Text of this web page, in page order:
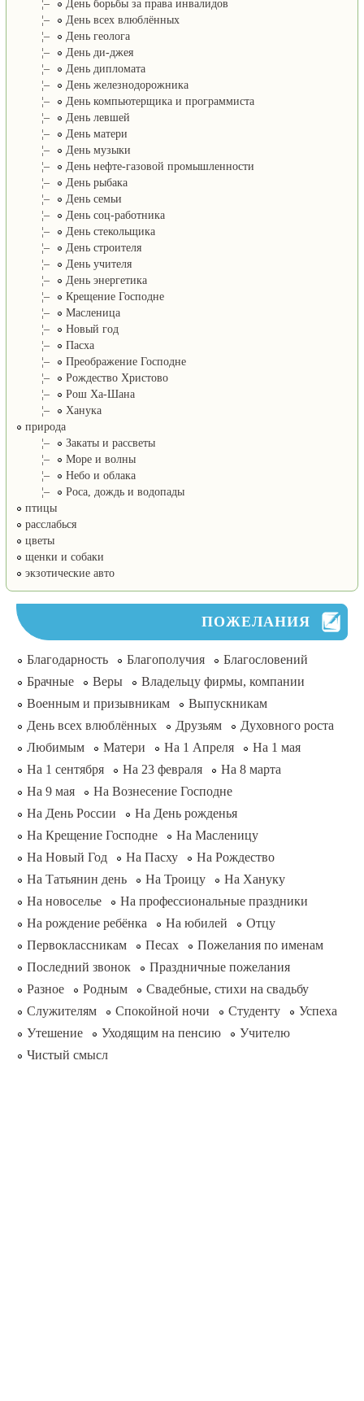
¦–
День борьбы за права инвалидов
¦–
День всех влюблённых
¦–
День геолога
¦–
День ди-джея
¦–
День дипломата
¦–
День железнодорожника
¦–
День компьютерщика и программиста
¦–
День левшей
¦–
День матери
¦–
День музыки
¦–
День нефте-газовой промышленности
¦–
День рыбака
¦–
День семьи
¦–
День соц-работника
¦–
День стекольщика
¦–
День строителя
¦–
День учителя
¦–
День энергетика
¦–
Крещение Господне
¦–
Масленица
¦–
Новый год
¦–
Пасха
¦–
Преображение Господне
¦–
Рождество Христово
¦–
Рош Ха-Шана
¦–
Ханука
природа
¦–
Закаты и рассветы
¦–
Море и волны
¦–
Небо и облака
¦–
Роса, дождь и водопады
птицы
расслабься
цветы
щенки и собаки
экзотические авто
ПОЖЕЛАНИЯ
Благодарность Благополучия
Благословений
Брачные
Веры
Владельцу фирмы, компании
Военным и призывникам
Выпускникам
День всех влюблённых
Друзьям
Духовного роста
Любимым
Матери На 1 Апреля
На 1 мая
На 1 сентября
На 23 февраля
На 8 марта
На 9 мая
На Вознесение Господне
На День России
На День рожденья
На Крещение Господне
На Масленицу
На Новый Год
На Пасху
На Рождество
На Татьянин день
На Троицу
На Хануку
На новоселье
На профессиональные праздники
На рождение ребёнка
На юбилей
Отцу
Первоклассникам
Песах
Пожелания по именам
Последний звонок
Праздничные пожелания
Разное
Родным
Свадебные, стихи на свадьбу
Служителям
Спокойной ночи Студенту
Успеха
Утешение
Уходящим на пенсию
Учителю
Чистый смысл